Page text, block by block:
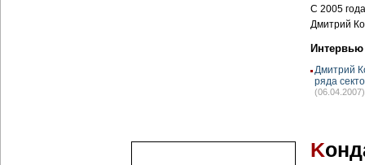
С 2005
Дмитрий
Интервью
Дмитрий
ряда
(06.04.2007)
K